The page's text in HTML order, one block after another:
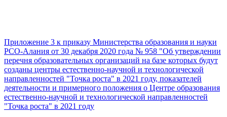
Приложение 3 к приказу Министерства образования и науки
РСО-Алания от 30 декабря 2020 года № 958 "Об утверждении
перечня образовательных организаций на базе которых будут
созданы центры естественно-научной и технологической
направленностей "Точка роста" в 2021 году, показателей
деятельности и примерного положения о Центре образования
естественно-научной и технологической направленностей
"Точка роста" в 2021 году